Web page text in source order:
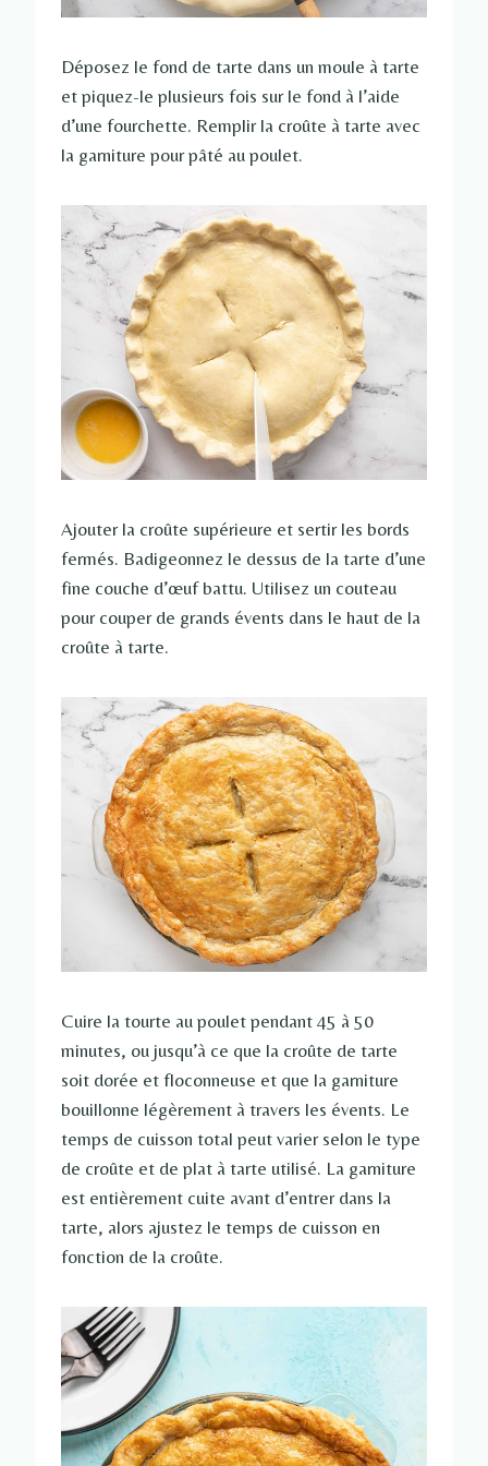
Déposez le fond de tarte dans un moule à tarte
et piquez-le plusieurs fois sur le fond à l’aide
d’une fourchette. Remplir la croûte à tarte avec
la garniture pour pâté au poulet.
Ajouter la croûte supérieure et sertir les bords
fermés. Badigeonnez le dessus de la tarte d’une
fine couche d’œuf battu. Utilisez un couteau
pour couper de grands évents dans le haut de la
croûte à tarte.
Cuire la tourte au poulet pendant 45 à 50
minutes, ou jusqu’à ce que la croûte de tarte
soit dorée et floconneuse et que la garniture
bouillonne légèrement à travers les évents. Le
temps de cuisson total peut varier selon le type
de croûte et de plat à tarte utilisé. La garniture
est entièrement cuite avant d’entrer dans la
tarte, alors ajustez le temps de cuisson en
fonction de la croûte.